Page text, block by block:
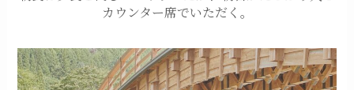
カウンター席でいただく。